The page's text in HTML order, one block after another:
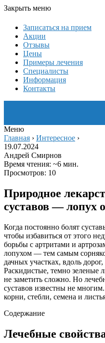
Закрыть меню
Записаться на прием
Акции
Отзывы
Цены
Примеры лечения
Специалисты
Информация
Контакты
Меню
Главная › Интересное ›
19.07.2024
Андрей Смирнов
Время чтения: ~6 мин.
Просмотров: 10
Природное
суставов — лопух
Когда постоянно болят
чтобы избавиться от этого
борьбы с артритами и
лопухом — тем самым
дачных участках, вдоль
Раскидистые, темно зеленые
не заметить сложно. Но
суставов известны не
корни, стебли, семена и
Содержание
Лечебные